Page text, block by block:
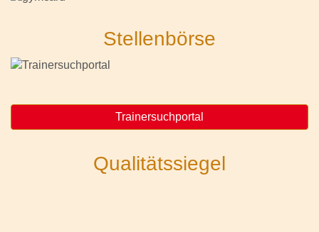
Stellenbörse
Trainersuchportal
Qualitätssiegel